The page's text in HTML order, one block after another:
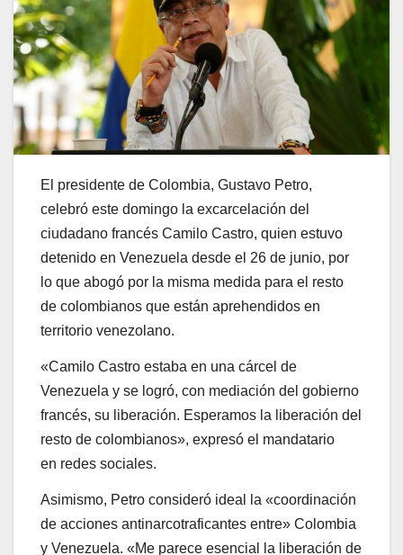
El presidente de Colombia, Gustavo Petro,
celebró este domingo la excarcelación del
ciudadano francés Camilo Castro, quien estuvo
detenido en Venezuela desde el 26 de junio, por
lo que abogó por la misma medida para el resto
de colombianos que están aprehendidos en
territorio venezolano.
«Camilo Castro estaba en una cárcel de
Venezuela y se logró, con mediación del gobierno
francés, su liberación. Esperamos la liberación del
resto de colombianos», expresó el mandatario
en redes sociales.
Asimismo, Petro consideró ideal la «coordinación
de acciones antinarcotraficantes entre» Colombia
y Venezuela. «Me parece esencial la liberación de